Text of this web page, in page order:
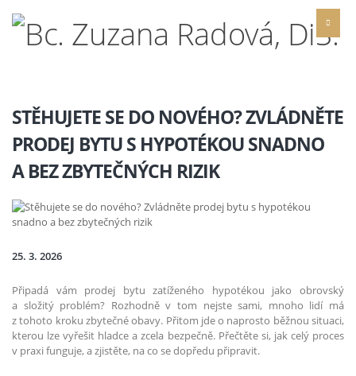
STĚHUJETE SE DO NOVÉHO? ZVLÁDNĚTE
PRODEJ BYTU S HYPOTÉKOU SNADNO
A BEZ ZBYTEČNÝCH RIZIK
25. 3. 2026
Připadá vám prodej bytu zatíženého hypotékou jako obrovský
a složitý problém? Rozhodně v tom nejste sami, mnoho lidí má
z tohoto kroku zbytečné obavy. Přitom jde o naprosto běžnou situaci,
kterou lze vyřešit hladce a zcela bezpečně. Přečtěte si, jak celý proces
v praxi funguje, a zjistěte, na co se dopředu připravit.